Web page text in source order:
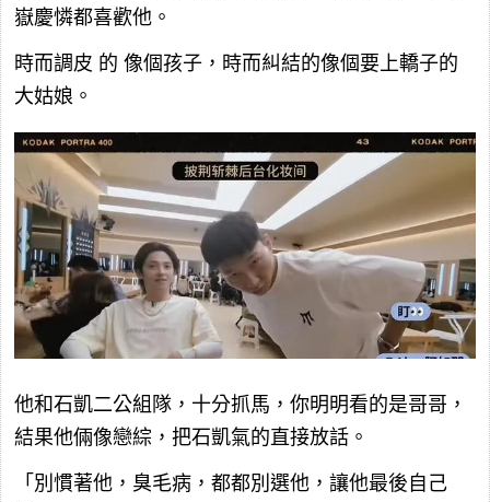
嶽慶憐都喜歡他。
時而調皮 的 像個孩子，時而糾結的像個要上轎子的
大姑娘。
他和石凱二公組隊，十分抓馬，你明明看的是哥哥，
結果他倆像戀綜，把石凱氣的直接放話。
「別慣著他，臭毛病，都都別選他，讓他最後自己